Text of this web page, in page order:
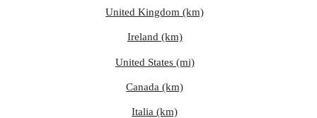
United Kingdom (km)
Ireland (km)
United States (mi)
Canada (km)
Italia (km)